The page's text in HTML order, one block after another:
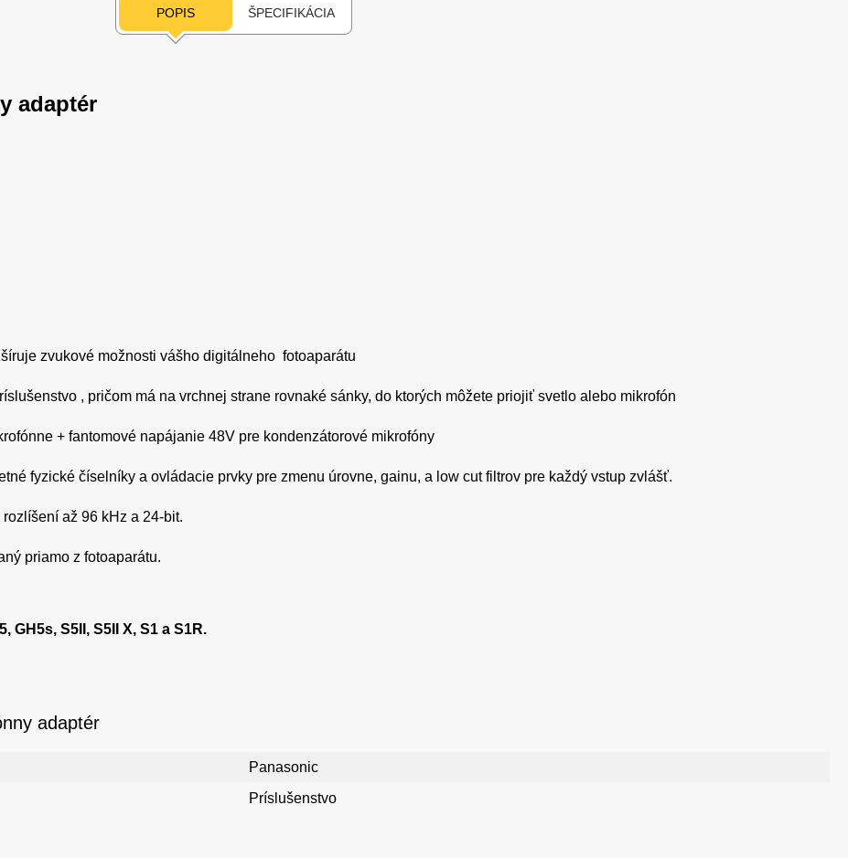
POPIS ŠPECIFIKÁCIA
adaptér
zvukové možnosti vášho digitálneho fotoaparátu
, pričom má na vrchnej strane rovnaké sánky, do ktorých môžete priojiť svetlo alebo mikrofón
+ fantomové napájanie 48V pre kondenzátorové mikrofóny
fyzické číselníky a ovládacie prvky pre zmenu úrovne, gainu, a low cut filtrov pre každý vstup zvlášť.
až 96 kHz a 24-bit.
priamo z fotoaparátu.
GH5s, S5II, S5II X, S1 a S1R.
adaptér
Panasonic
Príslušenstvo